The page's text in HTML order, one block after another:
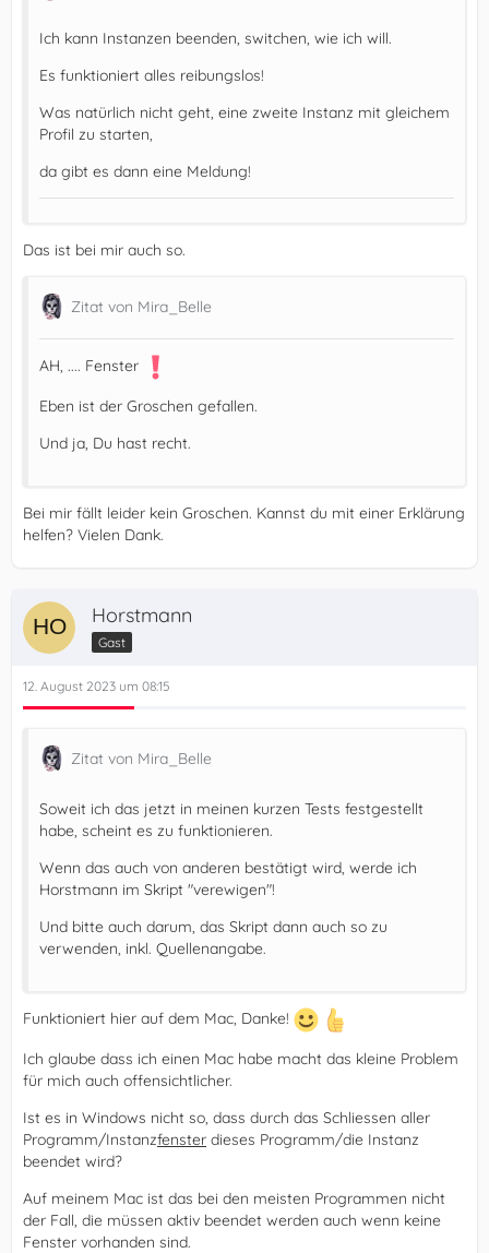
Ich kann Instanzen beenden, switchen, wie ich will.
Es funktioniert alles reibungslos!
Was natürlich nicht geht, eine zweite Instanz mit gleichem
Profil zu starten,
da gibt es dann eine Meldung!
Das ist bei mir auch so.
Zitat von Mira_Belle
AH, .... Fenster
Eben ist der Groschen gefallen.
Und ja, Du hast recht.
Bei mir fällt leider kein Groschen. Kannst du mit einer Erklärung
helfen? Vielen Dank.
Horstmann
Gast
12. August 2023 um 08:15
Zitat von Mira_Belle
Soweit ich das jetzt in meinen kurzen Tests festgestellt
habe, scheint es zu funktionieren.
Wenn das auch von anderen bestätigt wird, werde ich
Horstmann im Skript "verewigen"!
Und bitte auch darum, das Skript dann auch so zu
verwenden, inkl. Quellenangabe.
Funktioniert hier auf dem Mac, Danke!
Ich glaube dass ich einen Mac habe macht das kleine Problem
für mich auch offensichtlicher.
Ist es in Windows nicht so, dass durch das Schliessen aller
Programm/Instanzfenster dieses Programm/die Instanz
beendet wird?
Auf meinem Mac ist das bei den meisten Programmen nicht
der Fall, die müssen aktiv beendet werden auch wenn keine
Fenster vorhanden sind.